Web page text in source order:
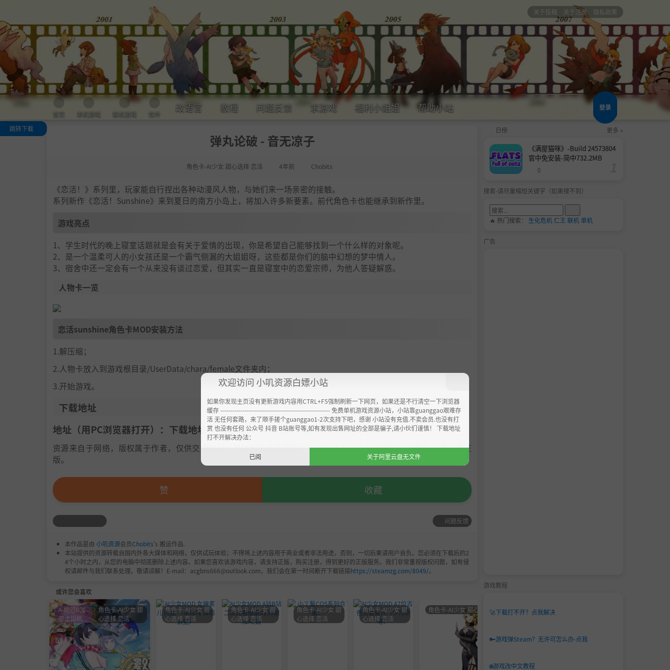
关于投稿 关于注册 隐私政策
首页 单机游戏 联机游戏 软件
改语言 教程 问题反馈 求游戏 福利小姐姐 帮助小站 登录
弹丸论破 - 音无凉子
角色卡-AI少女 甜心选择 恋活 4年前 Chobits
跳转下载
《恋活！》系列里，玩家能自行捏出各种动漫风人物，与她们来一场亲密的接触。
系列新作《恋活！Sunshine》来到夏日的南方小岛上，将加入许多新要素。前代角色卡也能继承到新作里。
游戏亮点
1、学生时代的晚上寝室话题就是会有关于爱情的出现，你是希望自己能够找到一个什么样的对象呢。
2、是一个温柔可人的小女孩还是一个霸气侧漏的大姐姐呀，这些都是你们的脑中幻想的梦中情人。
3、宿舍中还一定会有一个从来没有谈过恋爱，但其实一直是寝室中的恋爱宗师，为他人答疑解惑。
人物卡一览
恋活sunshine角色卡MOD安装方法
1.解压缩；
2.人物卡放入到游戏根目录/UserData/chara/female文件夹内；
3.开始游戏。
下载地址
地址（用PC浏览器打开）：下载地址：https://www.feimaoyun.com/jx/7082kt00
资源来自于网络，版权属于作者，仅供交流学习，严禁用于商业用途，下载后请于24小时内删除！如喜欢，请支持正
版。
赞 收藏
问题反馈
本作品是由 小叽资源会员Chobits's 搬运作品.
本站提供的资源转载自国内外各大媒体和网络，仅供试玩体验；不得将上述内容用于商业或者非法用途，否则，一切后果请用户自负。您必须在下载后的2
4个小时之内，从您的电脑中彻底删除上述内容。如果您喜欢该游戏内容，请支持正版，购买注册，得到更好的正版服务。我们非常重视版权问题，如有侵
权请邮件与我们联系处理。敬请谅解！E-mail：acgbns666@outlook.com，我们会在第一时间断开下载链接https://steamzg.com/8049/。
或许您会喜欢
A-绕过D加
密虚拟机
角色卡-AI少女 甜
心选择 恋活
角色卡-AI少女 甜
心选择 恋活
角色卡-AI少女 甜
心选择 恋活
角色卡-AI少女 甜
心选择 恋活
角色卡-AI少女 甜
心选择 恋活
角色卡-AI少女 甜心选择 恋活
男主
日榜 更多 »
《满屋猫咪》-Build 24573804
官中免安装-简中732.2MB
0
搜索-请尽量缩短关键字（如果搜不到）
🔥 热门搜索： 生化危机仁王 联机单机
广告
游戏教程
🚀下载打不开？点我解决
🔑游戏弹Steam？无许可怎么办-点我
🌐游戏改中文教程
欢迎访问 小叽资源白嫖小站
如果你发现主页没有更新游戏内容用CTRL+F5强制刷新一下网页，如果还是不行清空一下浏览器
缓存 ------------------------------------------------------- 免费单机游戏资源小站，小站靠guanggao艰难存
活 无任何套路，来了顺手搓个guanggao1-2次支持下吧，感谢 小站没有充值.不卖会员.也没有打
赏 也没有任何 公众号 抖音 B站账号等,如有发现出售网址的全部是骗子,请小伙们谨慎！ 下载地址
打不开解决办法：
已阅 关于阿里云盘无文件